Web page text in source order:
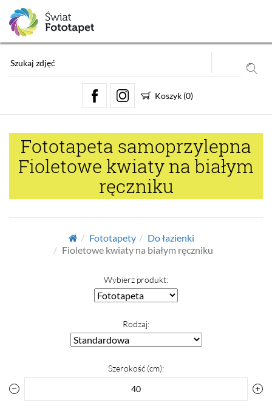
Koszyk (0)
Fototapeta samoprzylepna
Fioletowe kwiaty na białym
ręczniku
Fototapety
Do łazienki
Fioletowe kwiaty na białym ręczniku
Wybierz produkt:
Rodzaj:
Szerokość (cm):